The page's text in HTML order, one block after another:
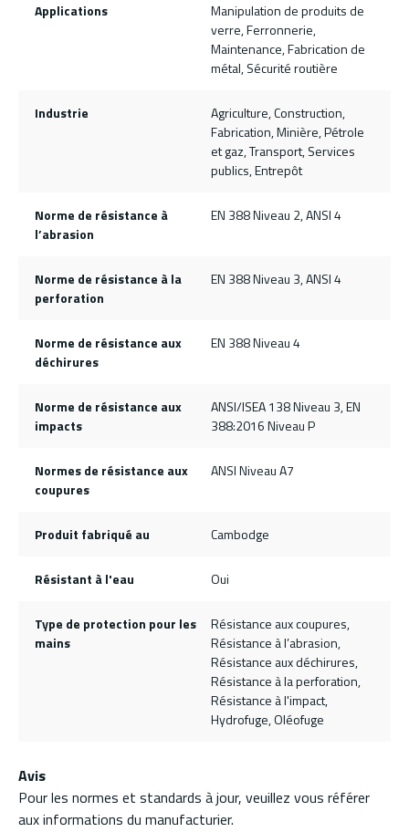
Applications
Manipulation de produits de
verre, Ferronnerie,
Maintenance, Fabrication de
métal, Sécurité routière
Industrie
Agriculture, Construction,
Fabrication, Minière, Pétrole
et gaz, Transport, Services
publics, Entrepôt
Norme de résistance à
l’abrasion
EN 388 Niveau 2, ANSI 4
Norme de résistance à la
perforation
EN 388 Niveau 3, ANSI 4
Norme de résistance aux
déchirures
EN 388 Niveau 4
Norme de résistance aux
impacts
ANSI/ISEA 138 Niveau 3, EN
388:2016 Niveau P
Normes de résistance aux
coupures
ANSI Niveau A7
Produit fabriqué au Cambodge
Résistant à l'eau Oui
Type de protection pour les
mains
Résistance aux coupures,
Résistance à l’abrasion,
Résistance aux déchirures,
Résistance à la perforation,
Résistance à l'impact,
Hydrofuge, Oléofuge
Avis
Pour les normes et standards à jour, veuillez vous référer
aux informations du manufacturier.